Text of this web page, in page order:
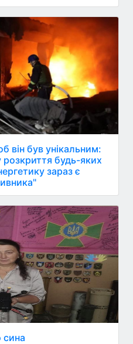
він був унікальним:
будь-яких
зараз є
сина